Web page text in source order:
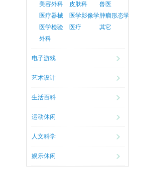
美容外科
皮肤科
兽医
医疗器械
医学影像学肿瘤形态学
医学检验
医疗
其它
外科
电子游戏
艺术设计
生活百科
运动休闲
人文科学
娱乐休闲